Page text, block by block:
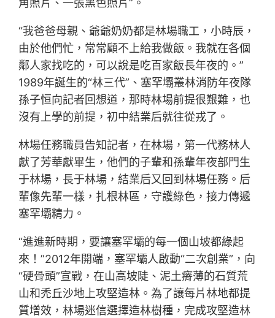
角照片、一張黑色照片”。
“我爸爸母親、爺爺奶奶都是林場職工，小時辰，
由於他們忙，常常顧不上給我做飯。我就在各個
鄰人家找吃的，可以說是吃百家飯長年夜的。”
1989年誕生的“林三代”、塞罕壩叢林消防年夜隊
孫子恒向記者回想道，那時林場前提很艱難，也
沒有上學的前提，初中結業后就往從戎了。
林場任務職員告知記者，在林場，第一代務林人
獻了芳華獻畢生，他們的子輩和孫輩年夜部門生
于林場，長于林場，結業后又回到林場任務。后
輩像先輩一樣，扎根林區，守護綠色，接力傳遞
塞罕壩精力。
“進進新時期，要讓塞罕壩的每一個山坡都綠起
來！”2012年開端，塞罕壩人啟動“二次創業”，向
“硬骨頭”宣戰，在山高坡陡、泥土瘠薄的石質荒
山和禿丘沙地上攻堅造林。為了讓每片林地都提
質增效，林場迷信選擇造林樹種，完成攻堅造林